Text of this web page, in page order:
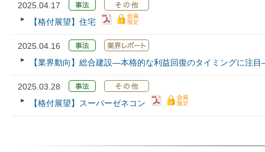
2025.04.17
【格付展望】住宅
2025.04.16
【業界動向】総合建設―本格的な利益回復のタイミングに注
2025.03.28
【格付展望】スーパーゼネコン